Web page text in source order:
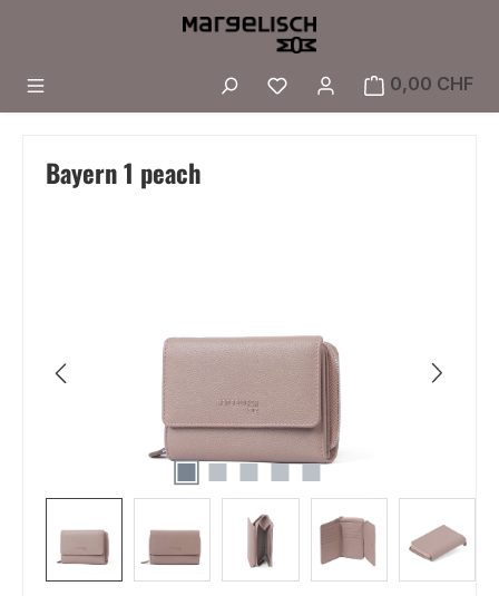
Zum Hauptinhalt springen
Du hast 0 Produkte
0,00 CHF
Bayern 1 peach